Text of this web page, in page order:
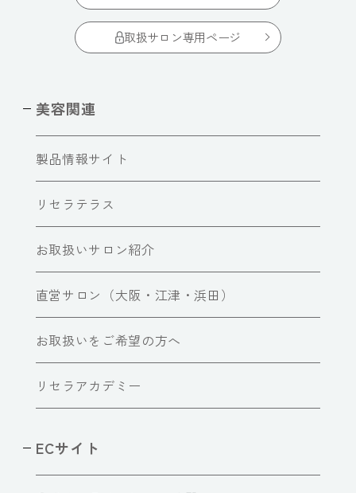
取扱サロン専用ページ
美容関連
製品情報サイト
リセラテラス
お取扱いサロン紹介
直営サロン（大阪・江津・浜田）
お取扱いをご希望の方へ
リセラアカデミー
ECサイト